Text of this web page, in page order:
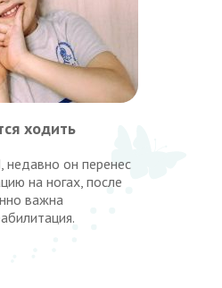
ходить
он перенес
на ногах, после
важна